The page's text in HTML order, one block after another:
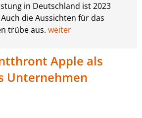
in Deutschland ist 2023
die Aussichten für das
trübe aus. weiter
Apple als
Unternehmen